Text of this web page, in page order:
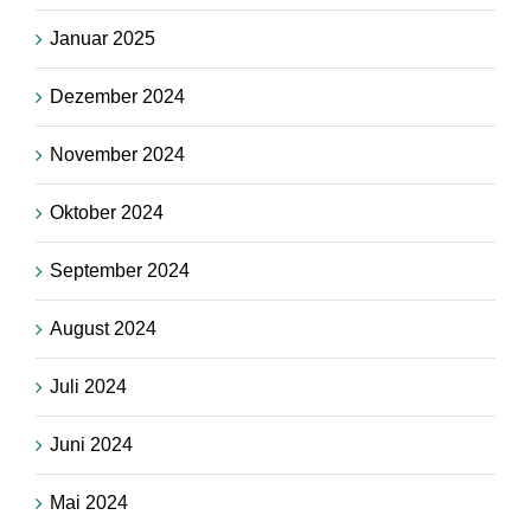
Januar 2025
Dezember 2024
November 2024
Oktober 2024
September 2024
August 2024
Juli 2024
Juni 2024
Mai 2024